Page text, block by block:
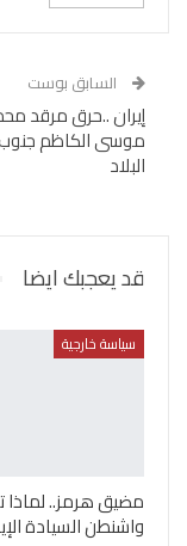
السابق بوست
إيران ..حرق مرقد
موسى الكاظم
البلاد
قد يعجبك ايضا
سياسة خارجية
مضيق هرمز..
واشنطن السيادة